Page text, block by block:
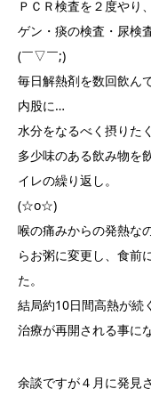
ＰＣＲ検査を２度やり
ゲン・痰の検査・尿検
(￣▽￣;)
毎日解熱剤を数回飲ん
内股に…
水分をなるべく摂りた
多少味のある飲み物を
イレの繰り返し。
(☆o☆)
喉の痛みからの発熱な
らお粥に変更し、食前
た。
結局約10日間高熱が続
治療が再開される事に
余談ですが４月に発見